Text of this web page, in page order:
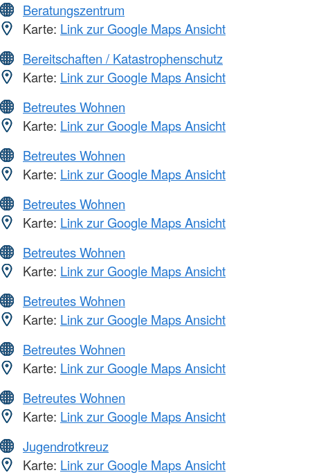
Beratungszentrum
Karte: Link zur Google Maps Ansicht
Bereitschaften / Katastrophenschutz
Karte: Link zur Google Maps Ansicht
Betreutes Wohnen
Karte: Link zur Google Maps Ansicht
Betreutes Wohnen
Karte: Link zur Google Maps Ansicht
Betreutes Wohnen
Karte: Link zur Google Maps Ansicht
Betreutes Wohnen
Karte: Link zur Google Maps Ansicht
Betreutes Wohnen
Karte: Link zur Google Maps Ansicht
Betreutes Wohnen
Karte: Link zur Google Maps Ansicht
Betreutes Wohnen
Karte: Link zur Google Maps Ansicht
Jugendrotkreuz
Karte: Link zur Google Maps Ansicht